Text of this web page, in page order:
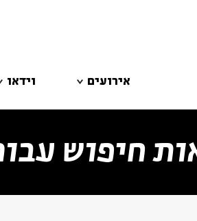
אירועים וידאו
חיפוש
סגור